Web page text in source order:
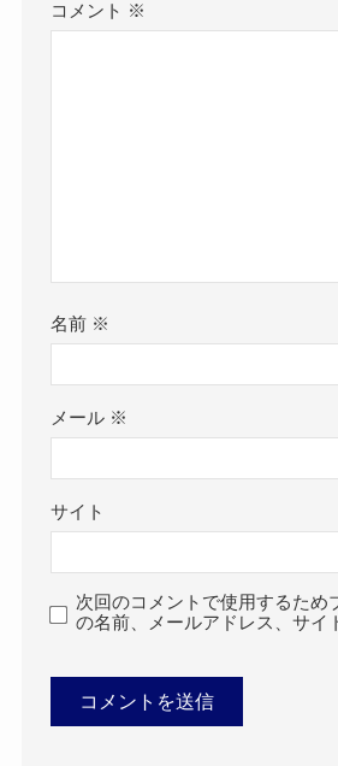
コメント ※
名前 ※
メール ※
サイト
次回のコメントで使用するため
の名前、メールアドレス、サイ